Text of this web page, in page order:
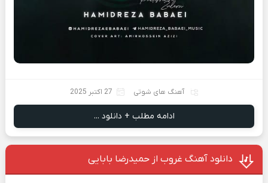
آهنگ های شوتی 27 اکتبر 2025
ادامه مطلب + دانلود ...
دانلود آهنگ غروب از حمیدرضا بابایی